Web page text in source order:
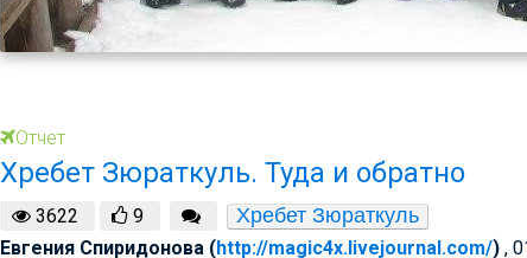
Отчет
Хребет Зюраткуль. Туда и обратно
3622 9 Хребет Зюраткуль
Евгения Спиридонова (http://magic4x.livejournal.com/) ,